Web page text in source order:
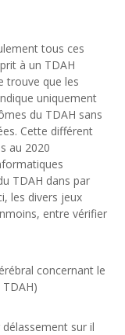
tous ces
à un TDAH
trouve que les
uniquement
du TDAH sans
Cette différent
au 2020
TDAH dans par
les divers jeux
entre vérifier
concernant le
sur il